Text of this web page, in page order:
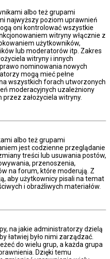
albo też grupami
najwyższy poziom uprawnień
oni kontrolować wszystkie
witryny włącznie z
użytkowników,
lub moderatorów itp. Zakres
witryny i innych
nominowania nowych
mogą mieć pełne
wszystkich forach utworzonych
moderacyjnych uzależniony
założyciela witryny.
albo też grupami
jest codzienne przeglądanie
treści lub usuwania postów,
przenoszenia,
na forum, które moderują. Z
aby użytkownicy pisali na temat
i obraźliwych materiałów.
na jakie administratorzy dzielą
łatwiej było nimi zarządzać.
do wielu grup, a każda grupa
Dzięki temu